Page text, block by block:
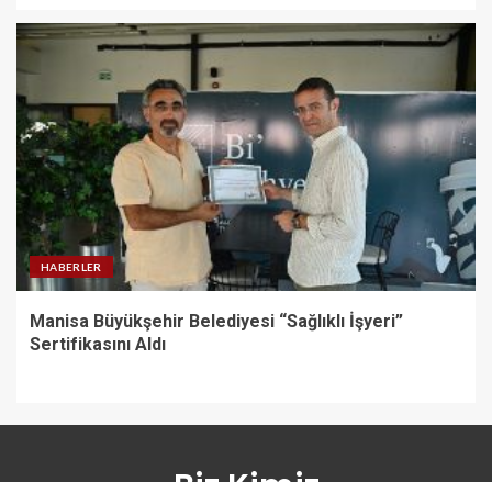
HABERLER
Manisa Büyükşehir Belediyesi “Sağlıklı İşyeri”
Sertifikasını Aldı